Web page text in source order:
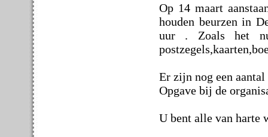
Op 14 maart
houden beurzen in
uur . Zoals het
Er zijn nog een
Opgave bij de
U bent alle van harte